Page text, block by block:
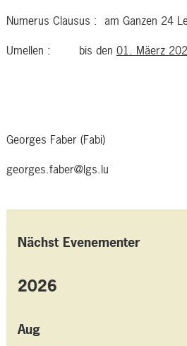
Numerus Clausus : am Ganzen 24
Umellen : bis den 01. Mäerz
Georges Faber (Fabi)
georges.faber@lgs.lu
Nächst Evenementer
2026
Aug